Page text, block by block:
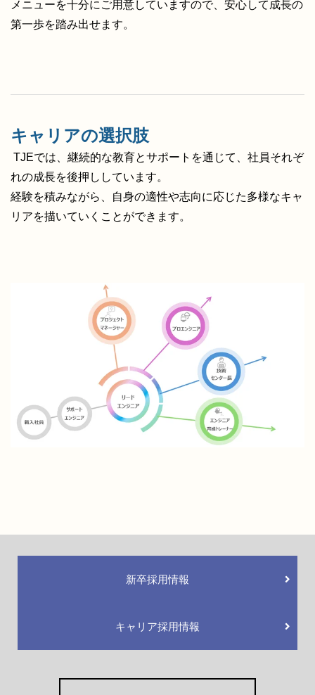
メニューを十分にご用意していますので、安心して成長の
第一歩を踏み出せます。
キャリアの選択肢
TJEでは、継続的な教育とサポートを通じて、社員それぞ
れの成長を後押ししています。
経験を積みながら、自身の適性や志向に応じた多様なキャ
リアを描いていくことができます。
新卒採用情報
キャリア採用情報